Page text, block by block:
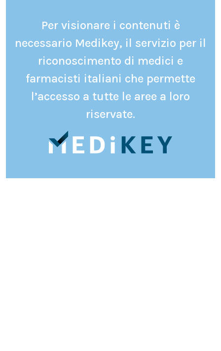
Per visionare i contenuti è
necessario Medikey, il servizio per il
riconoscimento di medici e
farmacisti italiani che permette
l’accesso a tutte le aree a loro
riservate.